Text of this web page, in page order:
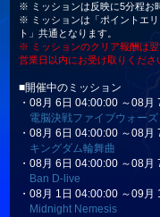
※ ミッションは反映に5分程お
※ ミッションは「ポイントエ
ト」共通となります。
※ ミッションのクリア報酬は
営業日以内にお受け取りくださ
■開催中のミッション
・08月 6日 04:00:00 ～08月
電脳決戦ファイブウォーズ
・08月 6日 04:00:00 ～08月
キングダム輪舞曲
・08月 6日 04:00:00 ～08月
Ban D-live
・08月 1日 04:00:00 ～09月
Midnight Nemesis